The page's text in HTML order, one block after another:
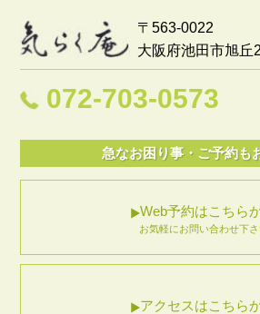
〒563-0022
大阪府池田市旭丘
072-703-0573
急なお困り事・ご予約も
Web予約はこちら
お気軽にお問い合わせ下
アクセスはこちら